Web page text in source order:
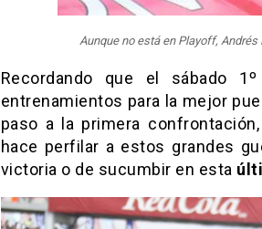
Aunque no está en Playoff, Andrés
Recordando que el sábado
entrenamientos para la mejor
paso a la primera
hace perfilar a estos grandes
victoria o de sucumbir en esta